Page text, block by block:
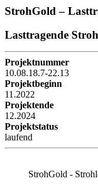
StrohGold –
Lasttragende
Projektnummer
10.08.18.7-22.13
Projektbeginn
11.2022
Projektende
12.2024
Projektstatus
laufend
StrohGold -